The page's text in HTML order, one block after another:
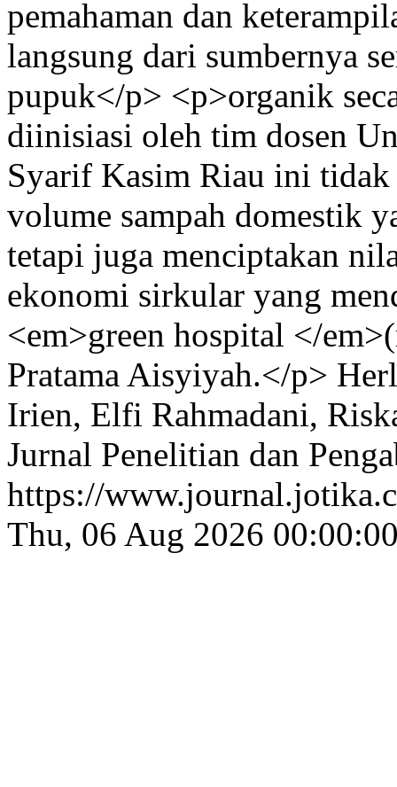
pemahaman dan
langsung dari sumbernya
pupuk</p> <p>organik
diinisiasi oleh tim dosen
Syarif Kasim Riau ini tidak
volume sampah domestik
tetapi juga menciptakan
ekonomi sirkular yang
<em>green hospital </
Pratama Aisyiyah.</p>
Irien, Elfi Rahmadani,
Jurnal Penelitian dan
https://
Thu, 06 Aug 2026